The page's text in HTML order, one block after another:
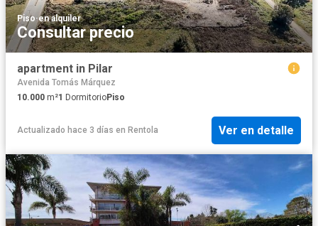
Piso·en alquiler
Consultar precio
apartment in Pilar
Avenida Tomás Márquez
10.000 m²1 DormitorioPiso
Actualizado hace 3 días en Rentola Ver en detalle